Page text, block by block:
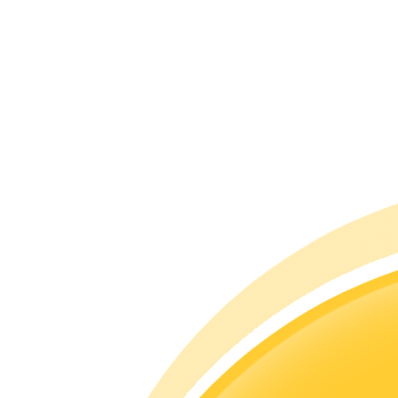
Leer hoe u winstgevend kunt blijven